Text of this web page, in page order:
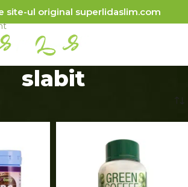
site-ul original superlidaslim.com
slabit